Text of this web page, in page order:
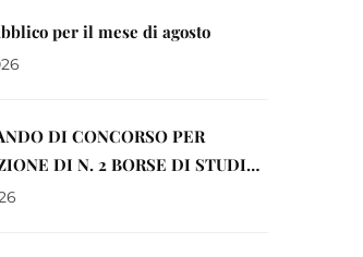
per il mese di agosto
DI CONCORSO PER
DI N. 2 BORSE DI STUDIO
ALLA MEMORIA DI DON